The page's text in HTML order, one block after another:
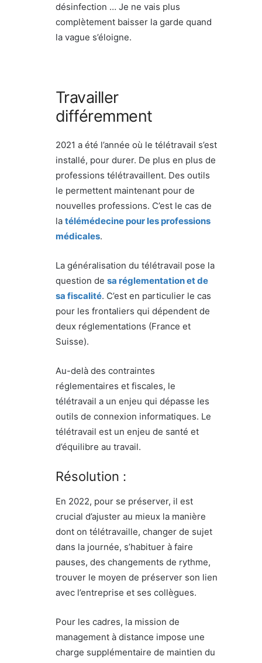
désinfection … Je ne vais plus
complètement baisser la garde quand
la vague s’éloigne.
Travailler
différemment
2021 a été l’année où le télétravail s’est
installé, pour durer. De plus en plus de
professions télétravaillent. Des outils
le permettent maintenant pour de
nouvelles professions. C’est le cas de
la télémédecine pour les professions
médicales.
La généralisation du télétravail pose la
question de sa réglementation et de
sa fiscalité. C’est en particulier le cas
pour les frontaliers qui dépendent de
deux réglementations (France et
Suisse).
Au-delà des contraintes
réglementaires et fiscales, le
télétravail a un enjeu qui dépasse les
outils de connexion informatiques. Le
télétravail est un enjeu de santé et
d’équilibre au travail.
Résolution :
En 2022, pour se préserver, il est
crucial d’ajuster au mieux la manière
dont on télétravaille, changer de sujet
dans la journée, s’habituer à faire
pauses, des changements de rythme,
trouver le moyen de préserver son lien
avec l’entreprise et ses collègues.
Pour les cadres, la mission de
management à distance impose une
charge supplémentaire de maintien du